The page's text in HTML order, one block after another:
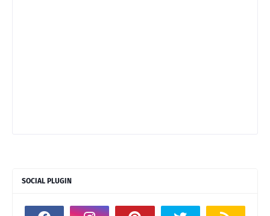
SOCIAL PLUGIN